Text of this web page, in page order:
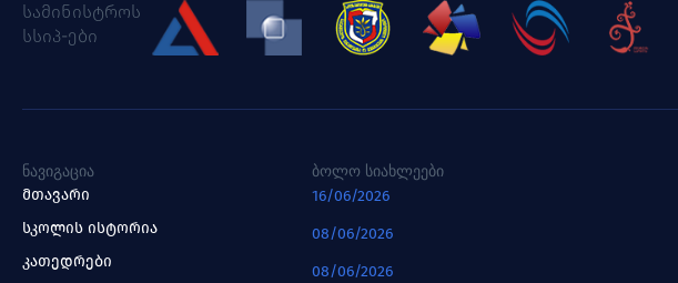
სამინისტროს
სსიპ-ები
ᲜᲐᲕᲘᲒᲐᲪᲘᲐ
მთავარი
სკოლის ისტორია
კათედრები
ᲑᲝᲚᲝ ᲡᲘᲐᲮᲚᲔᲔᲑᲘ
16/06/2026
08/06/2026
08/06/2026